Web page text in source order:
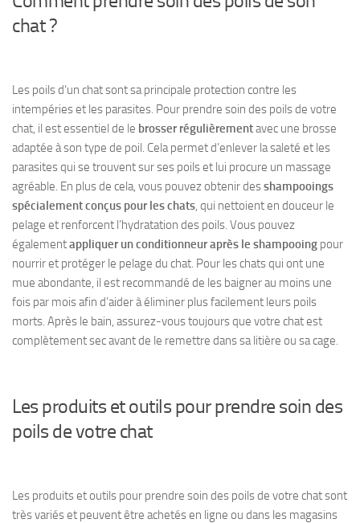
chat ?
Les poils d’un chat sont sa principale protection contre les
intempéries et les parasites. Pour prendre soin des poils de votre
chat, il est essentiel de le brosser régulièrementavec une brosse
adaptée à son type de poil. Cela permet d’enlever la saleté et les
parasites qui se trouvent sur ses poils et lui procure un massage
agréable. En plus de cela, vous pouvez obtenir desshampooings
spécialement conçus pour les chats, qui nettoient en douceur le
pelage et renforcent l’hydratation des poils. Vous pouvez
égalementappliquer un conditionneur après le shampooing pour
nourrir et protéger le pelage du chat. Pour les chats qui ont une
mue abondante, il est recommandé de les baigner au moins une
fois par mois afin d’aider à éliminer plus facilement leurs poils
morts. Après le bain, assurez-vous toujours que votre chat est
complètement sec avant de le remettre dans sa litière ou sa cage.
Les produits et outils pour prendre soin des
poils de votre chat
Les produits et outils pour prendre soin des poils de votre chat sont
très variés et peuvent être achetés en ligne ou dans les magasins